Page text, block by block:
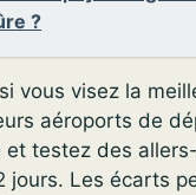
?
vous visez la
aéroports de
et testez des
jours. Les écarts